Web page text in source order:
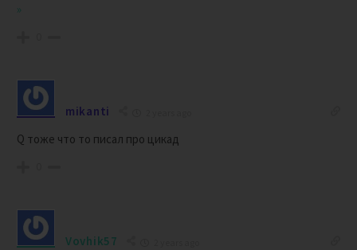
»
mikanti
Q тоже что то писал про цикад
Vovhik57